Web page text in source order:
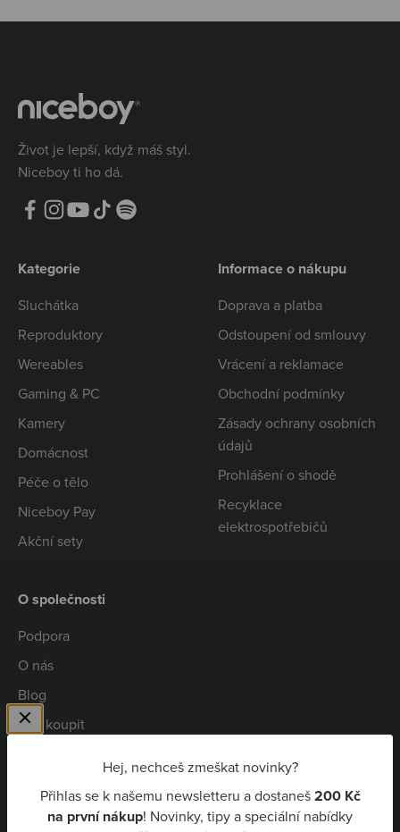
Hej, nechceš zmeškat novinky?
Přihlas se k našemu newsletteru a dostaneš200 Kč
na první nákup! Novinky, tipy a speciální nabídky
Život je lepší, když máš styl.
Niceboy ti ho dá.
Kategorie
Sluchátka
Reproduktory
Wereables
Gaming & PC
Kamery
Domácnost
Péče o tělo
Niceboy Pay
Akční sety
Informace o nákupu
Doprava a platba
Odstoupení od smlouvy
Vrácení a reklamace
Obchodní podmínky
Zásady ochrany osobních
údajů
Prohlášení o shodě
Recyklace
elektrospotřebičů
O společnosti
Podpora
O nás
Blog
Kde koupit
Niceboy Pay